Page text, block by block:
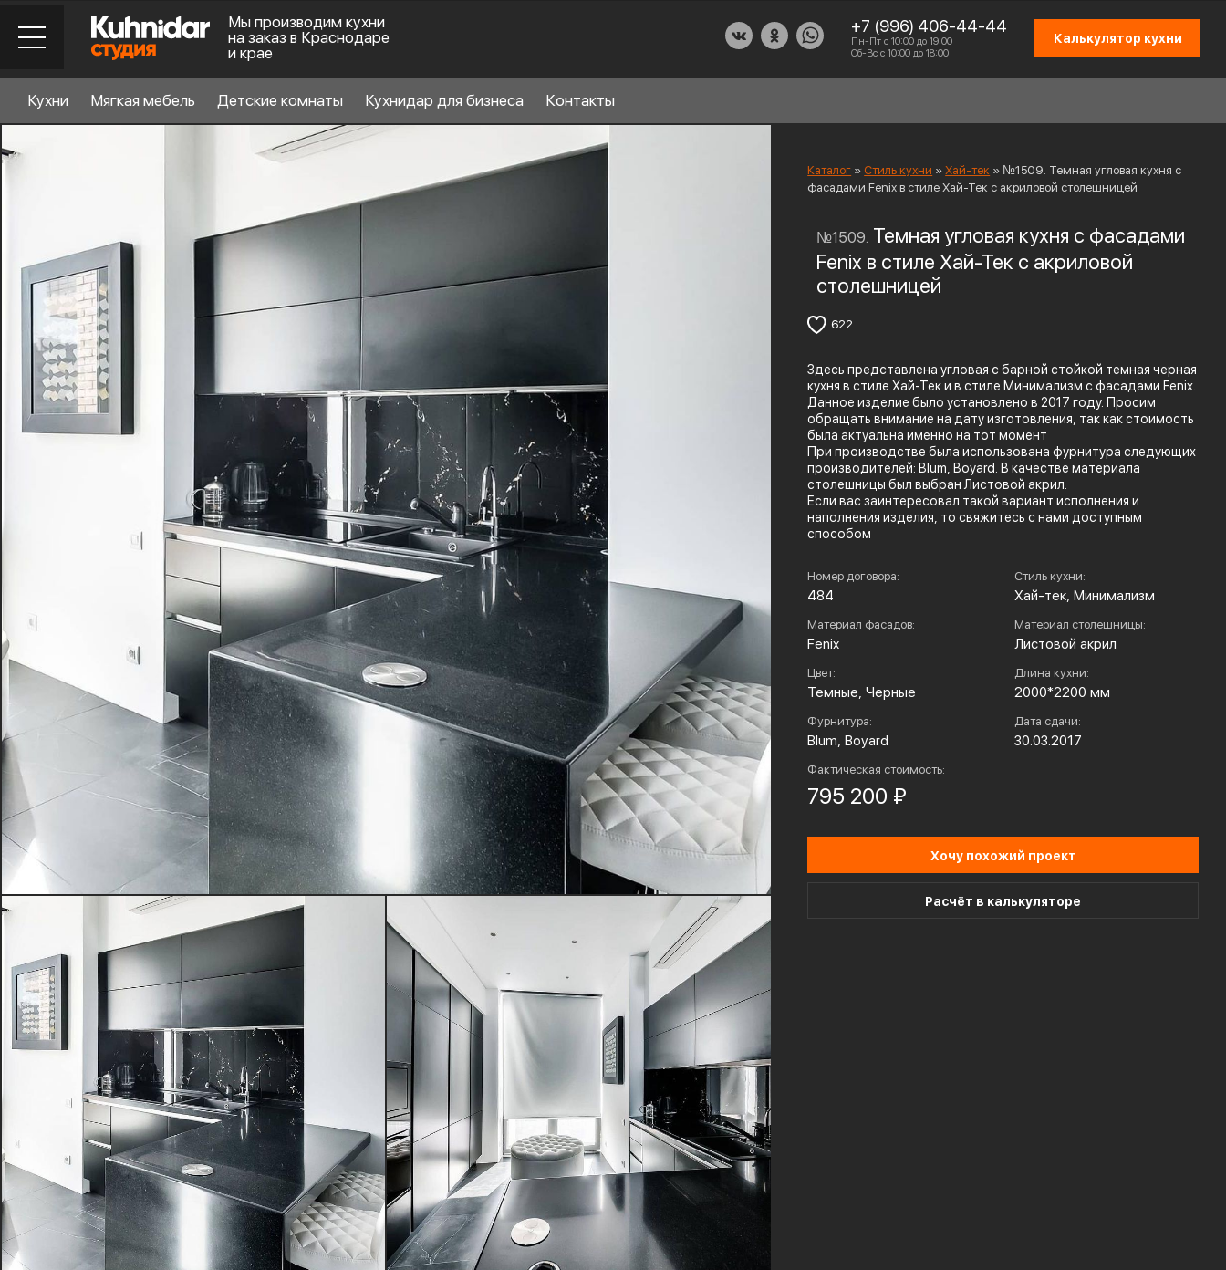
Мы производим кухни
на заказ в Краснодаре
и крае
+7 (996) 406-44-44
Пн-Пт с 10:00 до 19:00
Сб-Вс с 10:00 до 18:00
Калькулятор кухни
Стиль кухни 6
Материал фасада
Планировка 6
Ценовой сегмент 4
СХЕМА РАБОТЫ
ОТЗЫВЫ КЛИЕНТОВ
ПРИСОЕДИНИТЬСЯ К КОМАНДЕ
Кухни Мягкая мебель Детские комнаты Кухнидар для бизнеса Контакты
Каталог » Стиль кухни »Хай-тек » №1509. Темная угловая кухня с
фасадами Fenix в стиле Хай-Тек c акриловой столешницей
№1509. Темная угловая кухня с фасадами
Fenix в стиле Хай-Тек c акриловой
столешницей
622
Здесь представлена угловая с барной стойкой темная черная
кухня в стиле Хай-Тек и в стиле Минимализм с фасадами Fenix.
Данное изделие было установлено в 2017 году. Просим
обращать внимание на дату изготовления, так как стоимость
была актуальна именно на тот момент
При производстве была использована фурнитура следующих
производителей: Blum, Boyard. В качестве материала
столешницы был выбран Листовой акрил.
Если вас заинтересовал такой вариант исполнения и
наполнения изделия, то свяжитесь с нами доступным
способом
Номер договора:
484
Стиль кухни:
Хай-тек, Минимализм
Материал фасадов:
Fenix
Материал столешницы:
Листовой акрил
Цвет:
Темные, Черные
Длина кухни:
2000*2200 мм
Фурнитура:
Blum, Boyard
Дата сдачи:
30.03.2017
Фактическая стоимость:
795 200 ₽
Хочу похожий проект
Расчёт в калькуляторе